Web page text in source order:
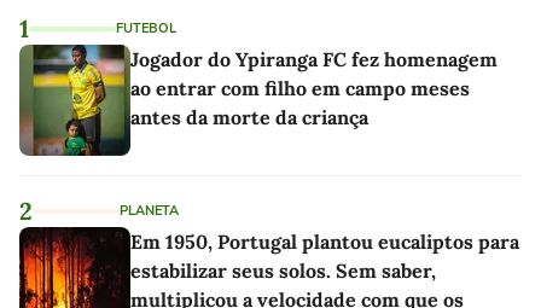
1 FUTEBOL
Jogador do Ypiranga FC fez homenagem
ao entrar com filho em campo meses
antes da morte da criança
2 PLANETA
Em 1950, Portugal plantou eucaliptos para
estabilizar seus solos. Sem saber,
multiplicou a velocidade com que os